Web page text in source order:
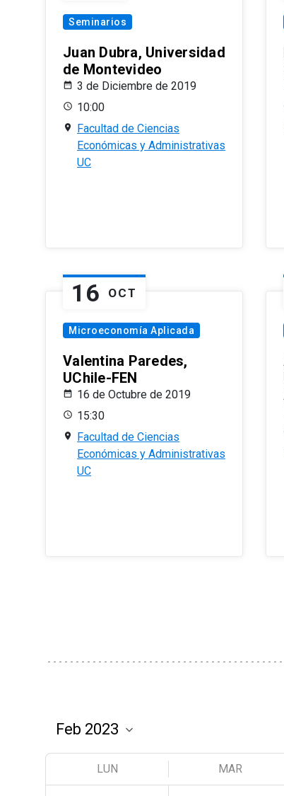
Seminarios
Juan Dubra, Universidad
de Montevideo
3 de Diciembre de 2019
10:00
Facultad de Ciencias
Económicas y Administrativas
UC
16 OCT
Microeconomía Aplicada
Valentina Paredes,
UChile-FEN
16 de Octubre de 2019
15:30
Facultad de Ciencias
Económicas y Administrativas
UC
LUN MAR